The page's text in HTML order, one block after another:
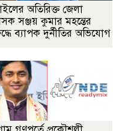
অতিরিক্ত জেলা
সঞ্জয় কুমার মহন্তের
ব্যাপক দুর্নীতির অভিযোগ